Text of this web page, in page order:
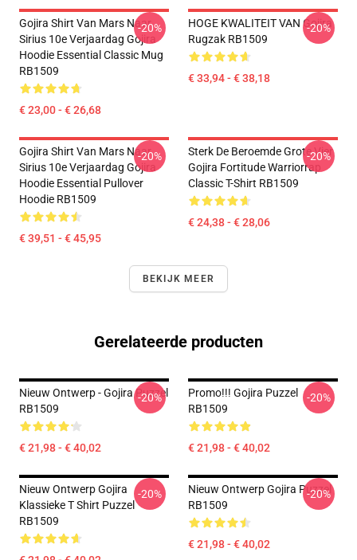
Gojira Shirt Van Mars Naar
Sirius 10e Verjaardag Gojira
Hoodie Essential Classic Mug
RB1509
€ 23,00 - € 26,68
-20%
HOGE KWALITEIT VAN Gojira
Rugzak RB1509
€ 33,94 - € 38,18
-20%
Gojira Shirt Van Mars Naar
Sirius 10e Verjaardag Gojira
Hoodie Essential Pullover
Hoodie RB1509
€ 39,51 - € 45,95
-20%
Sterk De Beroemde Grote Vier
Gojira Fortitude Warriorrap
Classic T-Shirt RB1509
€ 24,38 - € 28,06
-20%
BEKIJK MEER
Gerelateerde producten
Nieuw Ontwerp - Gojira Puzzel
RB1509
€ 21,98 - € 40,02
-20%
Promo!!! Gojira Puzzel
RB1509
€ 21,98 - € 40,02
-20%
Nieuw Ontwerp Gojira
Klassieke T Shirt Puzzel
RB1509
-20%
Nieuw Ontwerp Gojira Puzzel
RB1509
€ 21,98 - € 40,02
-20%